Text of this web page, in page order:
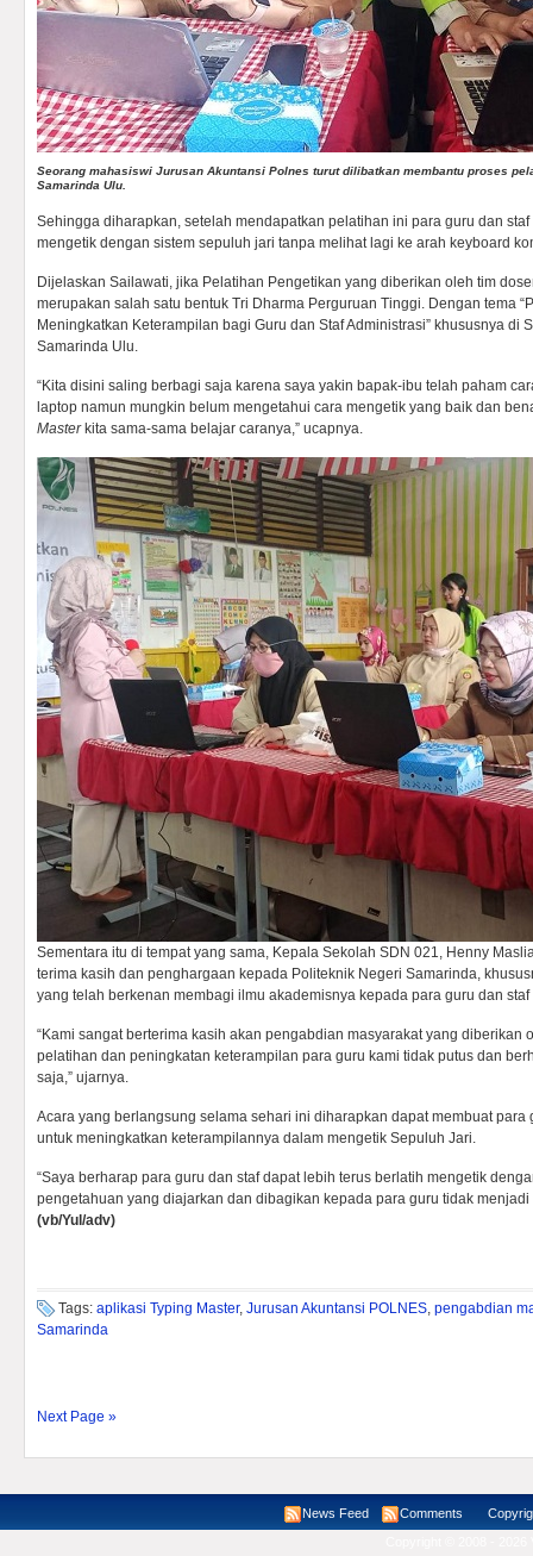
Seorang mahasiswi Jurusan Akuntansi Polnes turut dilibatkan membantu proses
Samarinda Ulu.
Sehingga diharapkan, setelah mendapatkan pelatihan ini para guru dan
mengetik dengan sistem sepuluh jari tanpa melihat lagi ke arah keyboard
Dijelaskan Sailawati, jika Pelatihan Pengetikan yang diberikan oleh tim
merupakan salah satu bentuk Tri Dharma Perguruan Tinggi. Dengan tema
Meningkatkan Keterampilan bagi Guru dan Staf Administrasi” khususnya di
Samarinda Ulu.
“Kita disini saling berbagi saja karena saya yakin bapak-ibu telah paham
laptop namun mungkin belum mengetahui cara mengetik yang baik dan
Masterkita sama-sama belajar caranya,” ucapnya.
Sementara itu di tempat yang sama, Kepala Sekolah SDN 021, Henny
terima kasih dan penghargaan kepada Politeknik Negeri Samarinda,
yang telah berkenan membagi ilmu akademisnya kepada para guru dan
“Kami sangat berterima kasih akan pengabdian masyarakat yang diberikan
pelatihan dan peningkatan keterampilan para guru kami tidak putus dan
saja,” ujarnya.
Acara yang berlangsung selama sehari ini diharapkan dapat membuat
untuk meningkatkan keterampilannya dalam mengetik Sepuluh Jari.
“Saya berharap para guru dan staf dapat lebih terus berlatih mengetik
pengetahuan yang diajarkan dan dibagikan kepada para guru tidak menjadi
(vb/Yul/adv)
Tags: aplikasi Typing Master, Jurusan Akuntansi POLNES, pengabdian
Samarinda
Next Page »
News Feed Comments Copyright